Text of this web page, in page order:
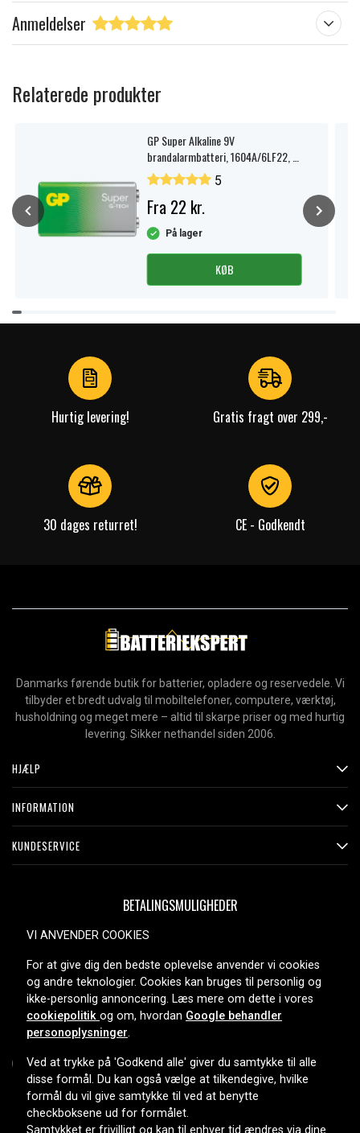
Anmeldelser
Relaterede produkter
GP Super Alkaline 9V
brandalarmbatteri, 1604A/6LF22, 1-
pak.
5
Fra 22 kr.
På lager
KØB
Item
1
Hurtig levering! Gratis fragt over 299,-
30 dages returret! CE - Godkendt
Danmarks førende butik for batterier, opladere og reservedele. Vi
tilbyder et bredt udvalg til mobiltelefoner, computere, værktøj,
husholdning og meget mere – altid til skarpe priser og med hurtig
levering. Sikker nethandel siden 2006.
HJÆLP
INFORMATION
KUNDESERVICE
BETALINGSMULIGHEDER
LEVERINGSMULIGHEDER
Copyright © 2026, Spares Nordic AB
VI ANVENDER COOKIES
For at give dig den bedste oplevelse anvender vi cookies
og andre teknologier. Cookies kan bruges til personlig og
ikke-personlig annoncering. Læs mere om dette i vores
cookiepolitik og om, hvordan Google behandler
personoplysninger.
Ved at trykke på 'Godkend alle' giver du samtykke til alle
disse formål. Du kan også vælge at tilkendegive, hvilke
formål du vil give samtykke til ved at benytte
checkboksene ud for formålet.
Samtykket er frivilligt og kan til enhver tid ændres via dine